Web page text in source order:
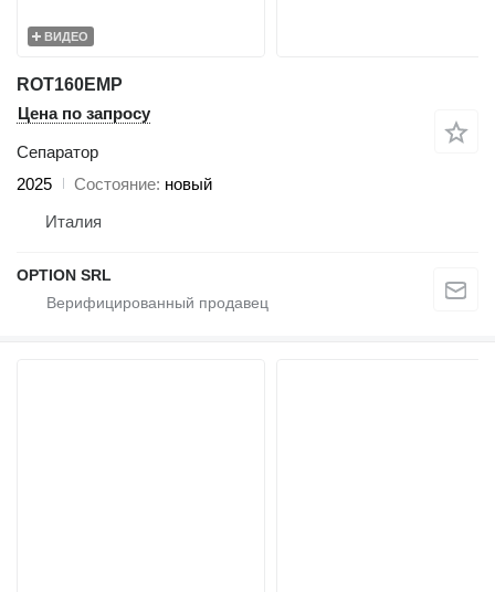
ВИДЕО
ROT160EMP
Цена по запросу
Сепаратор
2025
Состояние новый
Италия
OPTION SRL